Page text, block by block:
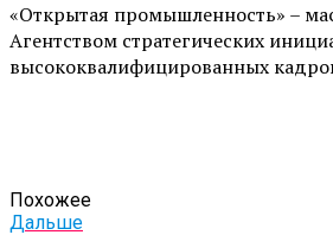
«Открытая промышленность» –
Агентством стратегических
высококвалифицированных
Похожее
Дальше